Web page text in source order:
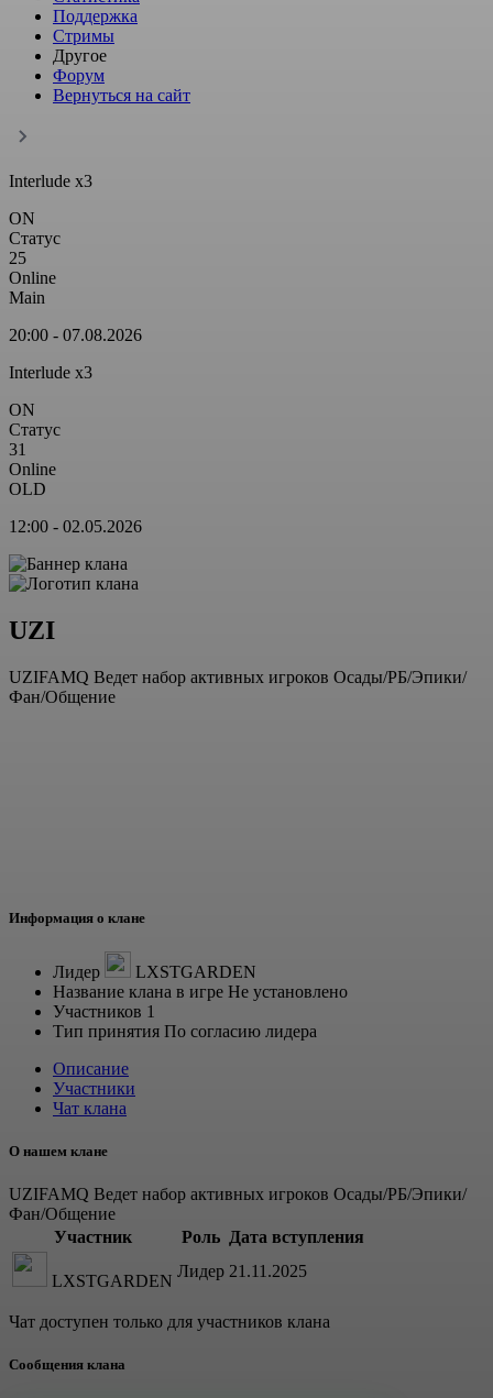
Поддержка
Стримы
Другое
Форум
Вернуться на сайт
Interlude x3
ON
Статус
25
Online
Main
20:00 - 07.08.2026
Interlude x3
ON
Статус
31
Online
OLD
12:00 - 02.05.2026
UZI
UZIFAMQ Ведет набор активных игроков Осады/РБ/Эпики/
Фан/Общение
Информация о клане
Лидер
LXSTGARDEN
Название клана в игре Не установлено
Участников 1
Тип принятия По согласию лидера
Описание
Участники
Чат клана
О нашем клане
UZIFAMQ Ведет набор активных игроков Осады/РБ/Эпики/
Фан/Общение
Участник
Роль Дата вступления
LXSTGARDEN
Лидер 21.11.2025
Чат доступен только для участников клана
Сообщения клана